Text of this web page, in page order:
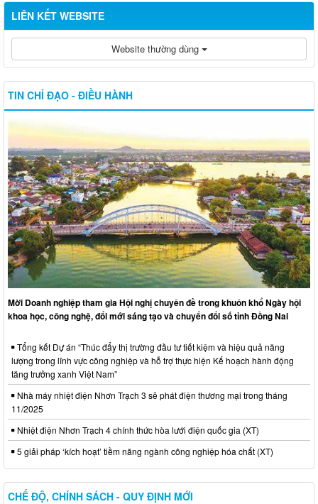
LIÊN KẾT WEBSITE
Website thường dùng
TIN CHỈ ĐẠO - ĐIỀU HÀNH
Mời Doanh nghiệp tham gia Hội nghị chuyên đề trong khuôn khổ Ngày hội
khoa học, công nghệ, đổi mới sáng tạo và chuyển đổi số tỉnh Đồng Nai
Tổng kết Dự án “Thúc đẩy thị trường đầu tư tiết kiệm và hiệu quả năng
lượng trong lĩnh vực công nghiệp và hỗ trợ thực hiện Kế hoạch hành động
tăng trưởng xanh Việt Nam”
Nhà máy nhiệt điện Nhơn Trạch 3 sẽ phát điện thương mại trong tháng
11/2025
Nhiệt điện Nhơn Trạch 4 chính thức hòa lưới điện quốc gia (XT)
5 giải pháp ‘kích hoạt’ tiềm năng ngành công nghiệp hóa chất (XT)
CHẾ ĐỘ, CHÍNH SÁCH - QUY ĐỊNH MỚI